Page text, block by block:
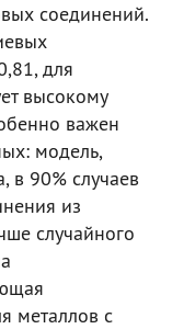
соединений.
для
высокому
важен
модель,
в 90% случаев
из
случайного
металлов с